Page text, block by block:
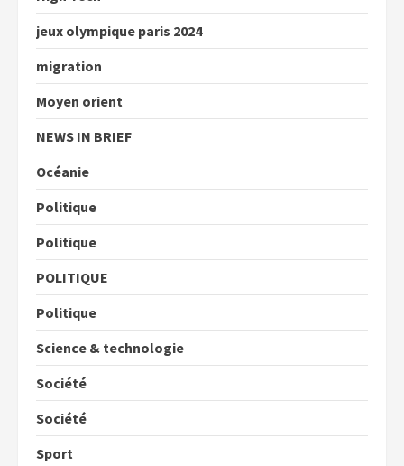
jeux olympique paris 2024
migration
Moyen orient
NEWS IN BRIEF
Océanie
Politique
Politique
POLITIQUE
Politique
Science & technologie
Société
Société
Sport